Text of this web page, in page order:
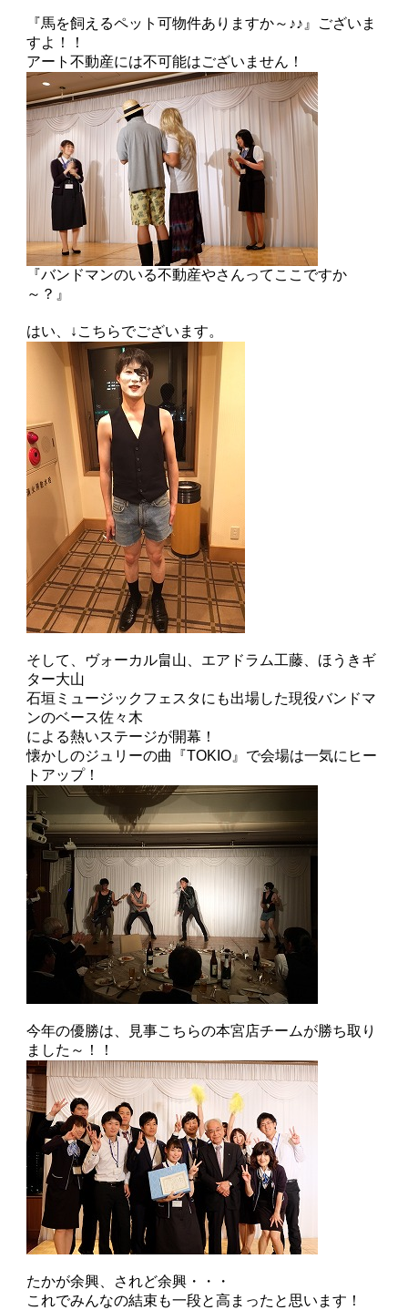
『馬を飼えるペット可物件ありますか～♪♪』ございま
すよ！！
アート不動産には不可能はございません！
『バンドマンのいる不動産やさんってここですか
～？』
はい、↓こちらでございます。
そして、ヴォーカル畠山、エアドラム工藤、ほうきギ
ター大山
石垣ミュージックフェスタにも出場した現役バンドマ
ンのベース佐々木
による熱いステージが開幕！
懐かしのジュリーの曲『TOKIO』で会場は一気にヒー
トアップ！
今年の優勝は、見事こちらの本宮店チームが勝ち取り
ました～！！
たかが余興、されど余興・・・
これでみんなの結束も一段と高まったと思います！